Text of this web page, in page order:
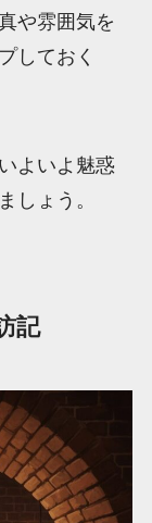
や雰囲気を
しておく
よいよ魅惑
しょう。
記